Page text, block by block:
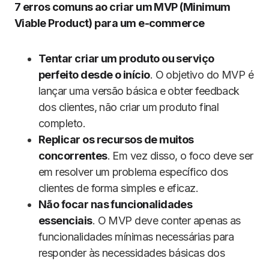
7 erros comuns ao criar um MVP (Minimum
Viable Product) para um e-commerce
Tentar criar um produto ou serviço
perfeito desde o início. O objetivo do MVP é
lançar uma versão básica e obter feedback
dos clientes, não criar um produto final
completo.
Replicar os recursos de muitos
concorrentes. Em vez disso, o foco deve ser
em resolver um problema específico dos
clientes de forma simples e eficaz.
Não focar nas funcionalidades
essenciais. O MVP deve conter apenas as
funcionalidades mínimas necessárias para
responder às necessidades básicas dos